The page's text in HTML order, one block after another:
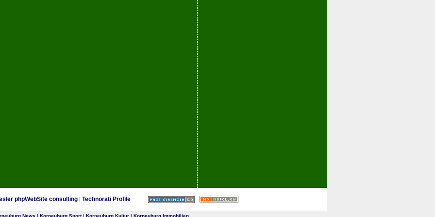
phpWebSite consulting Technorati Profile
News | Korneuburg Sport| Korneuburg Kultur | Korneuburg Immobilien